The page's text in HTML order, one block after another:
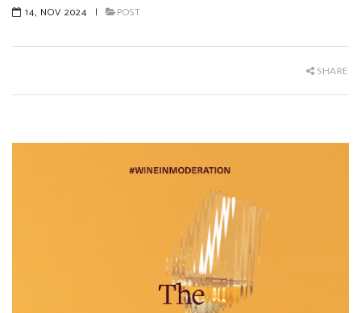
14, NOV 2024 | POST
SHARE